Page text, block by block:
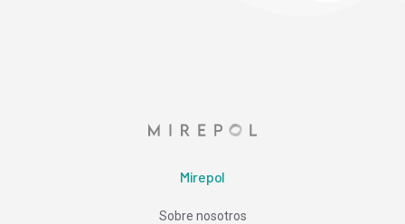
Mirepol
Sobre nosotros